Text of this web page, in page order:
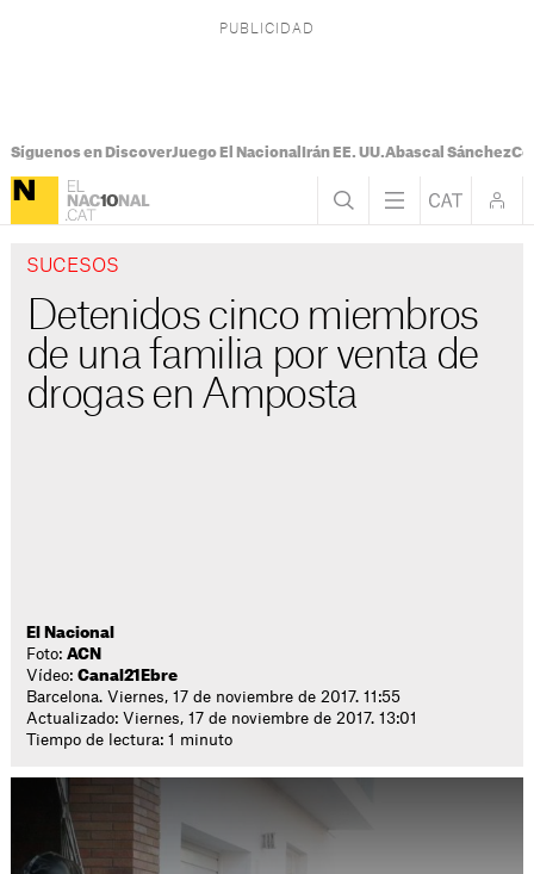
Síguenos en DiscoverJuego El Nacional Irán EE. UU.Abascal Sánchez
SUCESOS
Detenidos cinco miembros
de una familia por venta de
drogas en Amposta
El Nacional
Foto:ACN
Vídeo:Canal21Ebre
Barcelona. Viernes, 17 de noviembre de 2017. 11:55
Actualizado: Viernes, 17 de noviembre de 2017. 13:01
Tiempo de lectura: 1 minuto